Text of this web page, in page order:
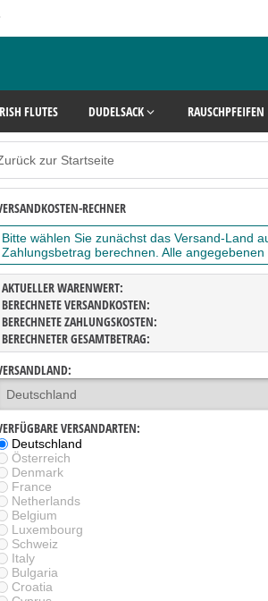
FLUTES DUDELSACK RAUSCHPFEIFEN
zur Startseite
RECHNER
Bitte wählen Sie zunächst das Versand-Land
Zahlungsbetrag berechnen. Alle
AKTUELLER WARENWERT:
BERECHNETE VERSANDKOSTEN:
BERECHNETE ZAHLUNGSKOSTEN:
BERECHNETER GESAMTBETRAG:
VERSANDARTEN:
Deutschland
Österreich
Denmark
France
Netherlands
Belgium
Luxembourg
Schweiz
Italy
Bulgaria
Croatia